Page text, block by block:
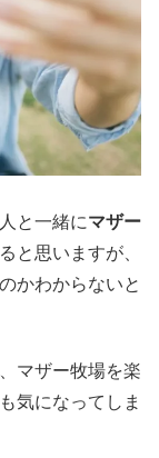
と一緒にマザー
と思いますが、
かわからないと
マザー牧場を楽
気になってしま